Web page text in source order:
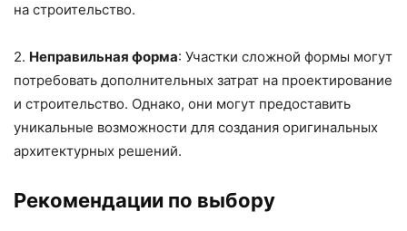
на строительство.
2. Неправильная форма: Участки сложной формы могут
потребовать дополнительных затрат на проектирование
и строительство. Однако, они могут предоставить
уникальные возможности для создания оригинальных
архитектурных решений.
Рекомендации по выбору